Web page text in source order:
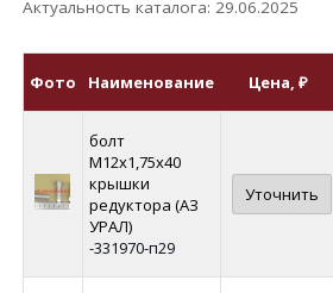
Актуальность каталога: 29.06.2025
Фото Наименование Цена, ₽
болт
М12х1,75х40
крышки
редуктора (АЗ
УРАЛ)
-331970-п29
Уточнить